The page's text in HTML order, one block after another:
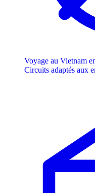
Voyage au Vietnam
Circuits adaptés aux